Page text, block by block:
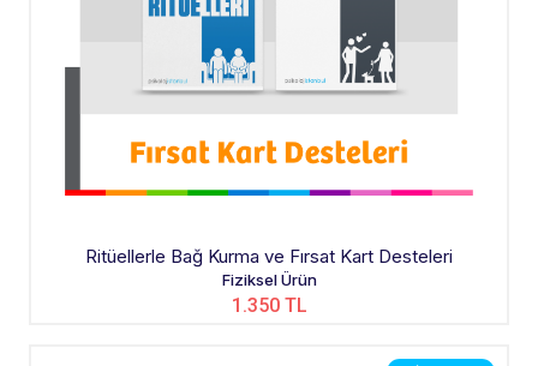
Ritüellerle Bağ Kurma ve Fırsat Kart Desteleri
Fiziksel Ürün
1.350 TL